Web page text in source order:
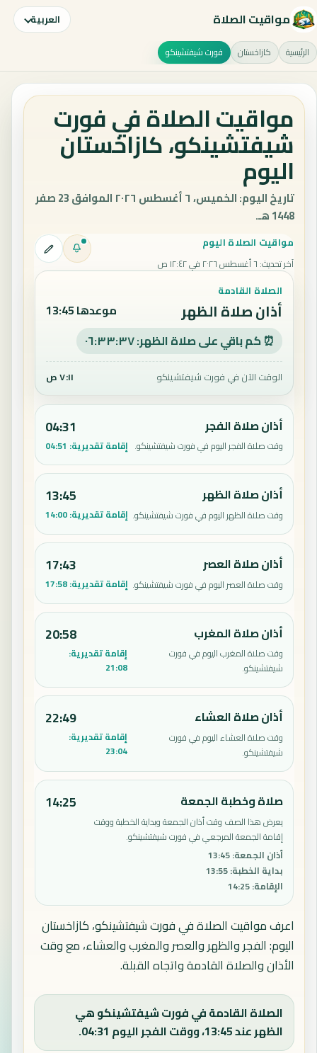
مواقيت الصلاة العربية
الرئيسية كازاخستان فورت شيفتشينكو
مواقيت الصلاة في فورت
شيفتشينكو، كازاخستان
اليوم
تاريخ اليوم: الخميس، ٦ أغسطس ٢٠٢٦ الموافق 23 صفر
1448 هـ.
مواقيت الصلاة اليوم
آخر تحديث: ٦ أغسطس ٢٠٢٦ في ١٢:٤٢ ص
الصلاة القادمة
أذان صلاة الظهر موعدها 13:45
⏰ كم باقي على صلاة الظهر: ٠٦:٣٣:٣٦
الوقت الآن في فورت شيفتشينكو ٧:١١ ص
أذان صلاة الفجر
وقت صلاة الفجر اليوم في فورت شيفتشينكو.
04:31
إقامة تقديرية: 04:51
أذان صلاة الظهر
وقت صلاة الظهر اليوم في فورت شيفتشينكو.
13:45
إقامة تقديرية:14:00
أذان صلاة العصر
وقت صلاة العصر اليوم في فورت شيفتشينكو.
17:43
إقامة تقديرية:17:58
أذان صلاة المغرب
وقت صلاة المغرب اليوم في فورت
شيفتشينكو.
20:58
إقامة تقديرية:
21:08
أذان صلاة العشاء
وقت صلاة العشاء اليوم في فورت
شيفتشينكو.
22:49
إقامة تقديرية:
23:04
صلاة وخطبة الجمعة
يعرض هذا الصف وقت أذان الجمعة وبداية الخطبة ووقت
إقامة الجمعة المرجعي في فورت شيفتشينكو.
أذان الجمعة:
13:45
بداية الخطبة:
13:55
الإقامة:
14:25
14:25
اعرف مواقيت الصلاة في فورت شيفتشينكو، كازاخستان
اليوم: الفجر والظهر والعصر والمغرب والعشاء، مع وقت
الأذان والصلاة القادمة واتجاه القبلة.
الصلاة القادمة في فورت شيفتشينكو هي
الظهر عند 13:45، ووقت الفجر اليوم 04:31.